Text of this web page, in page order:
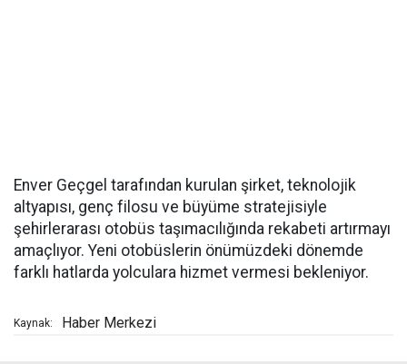
Enver Geçgel tarafından kurulan şirket, teknolojik
altyapısı, genç filosu ve büyüme stratejisiyle
şehirlerarası otobüs taşımacılığında rekabeti artırmayı
amaçlıyor. Yeni otobüslerin önümüzdeki dönemde
farklı hatlarda yolculara hizmet vermesi bekleniyor.
Kaynak: Haber Merkezi